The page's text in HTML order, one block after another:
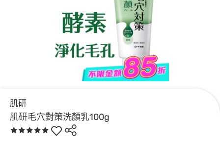
肌研
肌研毛穴對策洗顏乳100g